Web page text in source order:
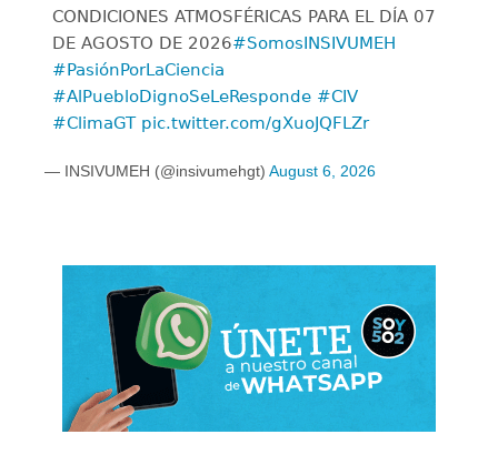
CONDICIONES ATMOSFÉRICAS PARA EL DÍA 07
DE AGOSTO DE 2026#SomosINSIVUMEH
#PasiónPorLaCiencia
#AlPuebloDignoSeLeResponde #CIV
#ClimaGT pic.twitter.com/gXuoJQFLZr
— INSIVUMEH (@insivumehgt) August 6, 2026